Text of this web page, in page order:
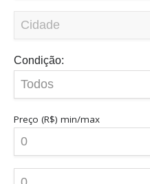
Condição:
Preço (R$) min/max